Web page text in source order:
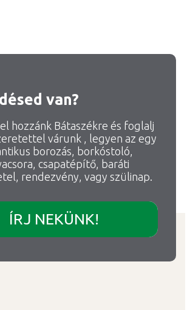
van?
hozzánk Bátaszékre és foglalj
várunk , legyen az egy
borozás, borkóstoló,
csapatépítő, baráti
rendezvény, vagy szülinap.
ÍRJ NEKÜNK!